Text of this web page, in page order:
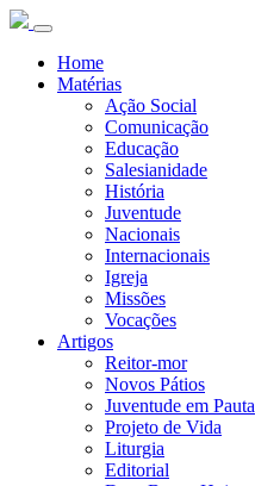
Home
Matérias
Ação Social
Comunicação
Educação
Salesianidade
História
Juventude
Nacionais
Internacionais
Igreja
Missões
Vocações
Artigos
Reitor-mor
Novos Pátios
Juventude em Pauta
Projeto de Vida
Liturgia
Editorial